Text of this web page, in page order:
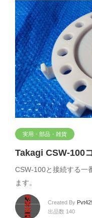
実用・部品・雑貨
Takagi CSW-100
CSW-100と接続する一
ます。
Created By
出品数 140